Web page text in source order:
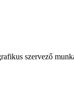
szervező